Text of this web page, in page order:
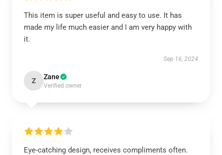
This item is super useful and easy to use. It has
made my life much easier and I am very happy with
it.
Sep 16, 2024
Z Zane
Verified owner
Eye-catching design, receives compliments often.